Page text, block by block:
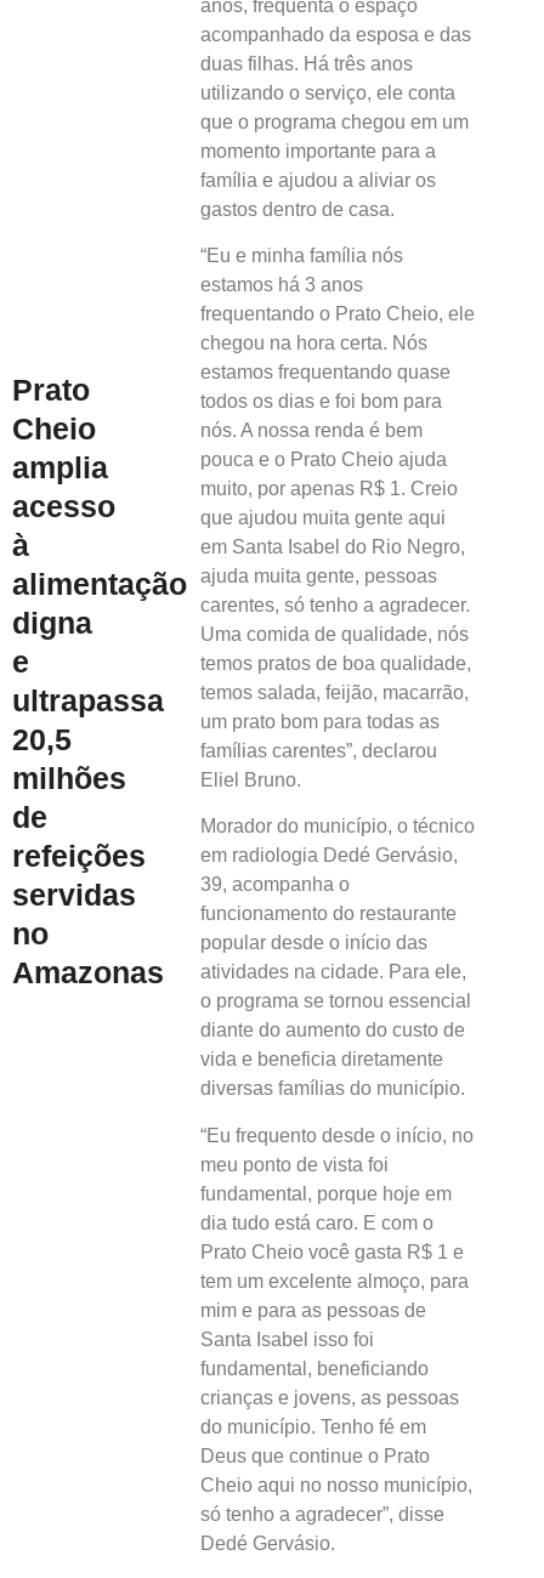
Prato
Cheio
amplia
acesso
à
alimentação
digna
e
ultrapassa
20,5
milhões
de
refeições
servidas
no
Amazonas
anos, frequenta o espaço
acompanhado da esposa e das
duas filhas. Há três anos
utilizando o serviço, ele conta
que o programa chegou em um
momento importante para a
família e ajudou a aliviar os
gastos dentro de casa.
“Eu e minha família nós
estamos há 3 anos
frequentando o Prato Cheio, ele
chegou na hora certa. Nós
estamos frequentando quase
todos os dias e foi bom para
nós. A nossa renda é bem
pouca e o Prato Cheio ajuda
muito, por apenas R$ 1. Creio
que ajudou muita gente aqui
em Santa Isabel do Rio Negro,
ajuda muita gente, pessoas
carentes, só tenho a agradecer.
Uma comida de qualidade, nós
temos pratos de boa qualidade,
temos salada, feijão, macarrão,
um prato bom para todas as
famílias carentes”, declarou
Eliel Bruno.
Morador do município, o técnico
em radiologia Dedé Gervásio,
39, acompanha o
funcionamento do restaurante
popular desde o início das
atividades na cidade. Para ele,
o programa se tornou essencial
diante do aumento do custo de
vida e beneficia diretamente
diversas famílias do município.
“Eu frequento desde o início, no
meu ponto de vista foi
fundamental, porque hoje em
dia tudo está caro. E com o
Prato Cheio você gasta R$ 1 e
tem um excelente almoço, para
mim e para as pessoas de
Santa Isabel isso foi
fundamental, beneficiando
crianças e jovens, as pessoas
do município. Tenho fé em
Deus que continue o Prato
Cheio aqui no nosso município,
só tenho a agradecer”, disse
Dedé Gervásio.